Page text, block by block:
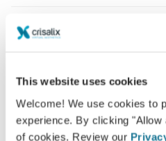
This website uses cookies
Welcome! We use cookies to
experience. By clicking "Allow
of cookies. Review our
Crisalix é uma ferramenta
melhorar a comunicação
plataforma de